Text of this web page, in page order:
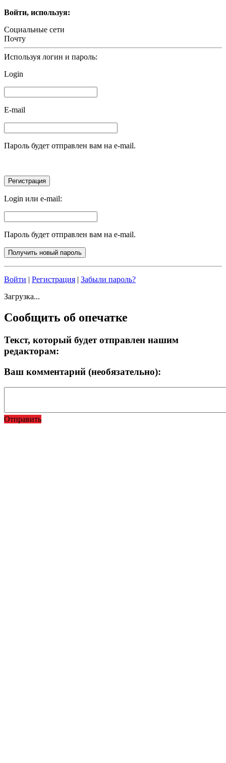
Войти, используя:
Социальные сети
Почту
Используя логин и пароль:
Login
E-mail
Пароль будет отправлен вам на e-mail.
Login или e-mail:
Пароль будет отправлен вам на e-mail.
Войти | Регистрация | Забыли пароль?
Загрузка...
Сообщить об опечатке
Текст, который будет отправлен нашим
редакторам:
Ваш комментарий (необязательно):
Отправить